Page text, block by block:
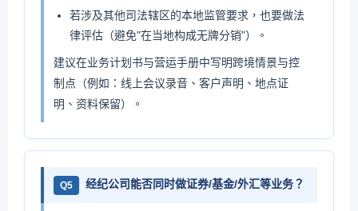
若涉及其他司法辖区的本地监管要求，也要做法
律评估（避免"在当地构成无牌分销"）。
建议在业务计划书与营运手册中写明跨境情景与控
制点（例如：线上会议录音、客户声明、地点证
明、资料保留）。
Q5 经纪公司能否同时做证券/基金/外汇等业务？